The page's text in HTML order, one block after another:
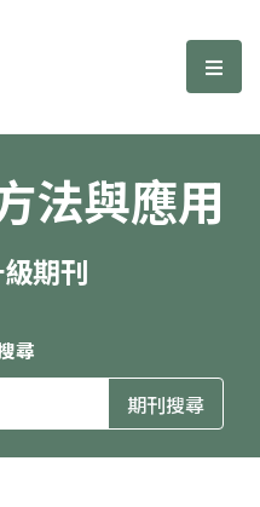
應用期刊 選
法與應用
期刊
尋